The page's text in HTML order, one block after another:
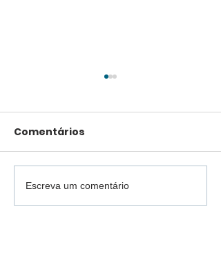
Vídeo: Justiça muda
Câmara de Campina
Comentários
Escreva um comentário